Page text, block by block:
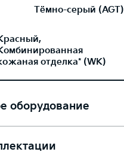
Тёмно-серый (AGT)
отделка* (WK)
оборудование